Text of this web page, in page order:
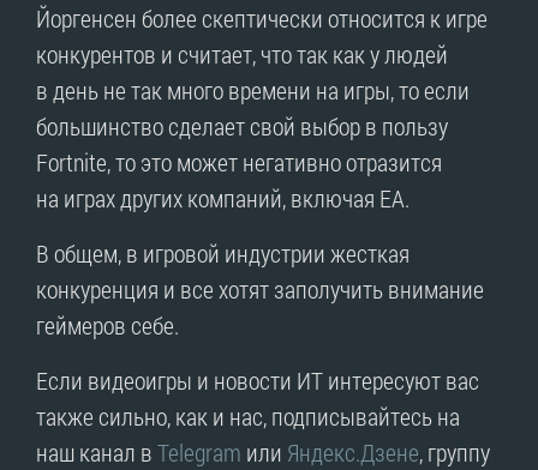
Йоргенсен более скептически относится к игре
конкурентов и считает, что так как у людей
в день не так много времени на игры, то если
большинство сделает свой выбор в пользу
Fortnite, то это может негативно отразится
на играх других компаний, включая EA.
В общем, в игровой индустрии жесткая
конкуренция и все хотят заполучить внимание
геймеров себе.
Если видеоигры и новости ИТ интересуют вас
также сильно, как и нас, подписывайтесь на
наш канал вTelegram или Яндекс.Дзене, группу